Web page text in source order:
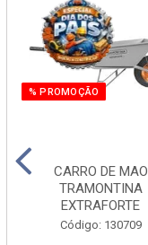
% PROMOÇÃO
CARRO DE MAO
TRAMONTINA
EXTRAFORTE
Código: 130709